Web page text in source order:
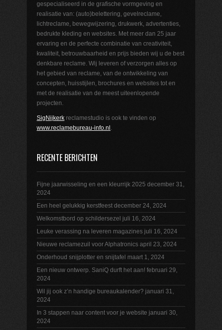
gespecialiseerd in de grafische vormgeving en
realisatie van: (auto)belettering, gevelreclame,
lichtreclame, bewegwijzering, drukwerk, advertenties,
bedrukte kleding en websites. Met meer dan 25 jaar
ervaring en de perfecte combinatie van creativiteit,
kwaliteit, betrouwbaarheid en prijs bieden wij u de best
denkbare reclame. Wij leveren of verzorgen alles op
het gebied van reclame, van de ontwikkeling van
concepten, huisstijlen, brochures en websites tot en
met de realisatie van de meest uiteenlopende
projecten.
SigNijkerk reclamestudio is ook te vinden op
www.reclamebureau-info.nl .
RECENTE BERICHTEN
Fijne jaarwisseling en een kleurrijk 2025 december 31,
2024
Een heel gelukkig kerstfeest december 24, 2024
Welkomstbord op schildersezel juli 16, 2024
Leuke verassing na leveren magazines juli 16, 2024
Nieuwe reclamezuil voor Alphatronics april 23, 2024
Onderhoud snijplotter en snijtafel maart 1, 2024
Een nieuw ontwerp. SaniQ durft het aan! februari 29,
2024
Wil jij ook z’n handige bureaukalender? januari 31,
2024
In 3 stappen naar content voor je website januari 30,
2024